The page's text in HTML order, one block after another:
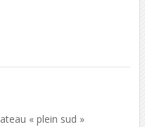
« plein sud »